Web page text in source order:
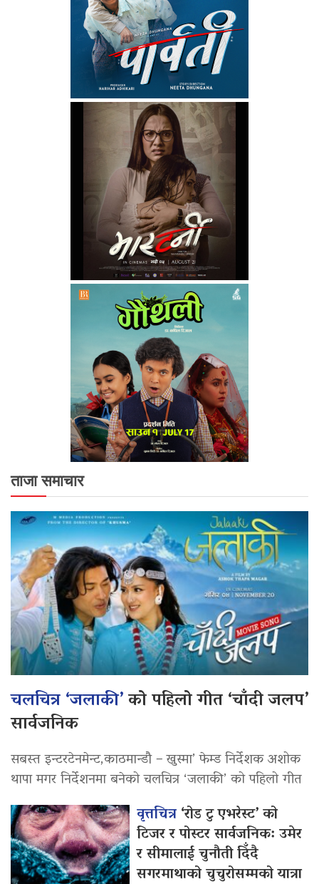
ताजा समाचार
चलचित्र ‘जलाकी’को पहिलो गीत ‘चाँदी जलप’
सार्वजनिक
सबस्त इन्टरटेनमेन्ट,काठमान्डौ – खुस्मा’ फेम्ड निर्देशक अशोक
थापा मगर निर्देशनमा बनेको चलचित्र ‘जलाकी’ को पहिलो गीत
वृत्तचित्र‘रोड टु एभरेस्ट’ को
टिजर र पोस्टर सार्वजनिक: उमेर
र सीमालाई चुनौती दिँदै
सगरमाथाको चुचुरोसम्मको यात्रा